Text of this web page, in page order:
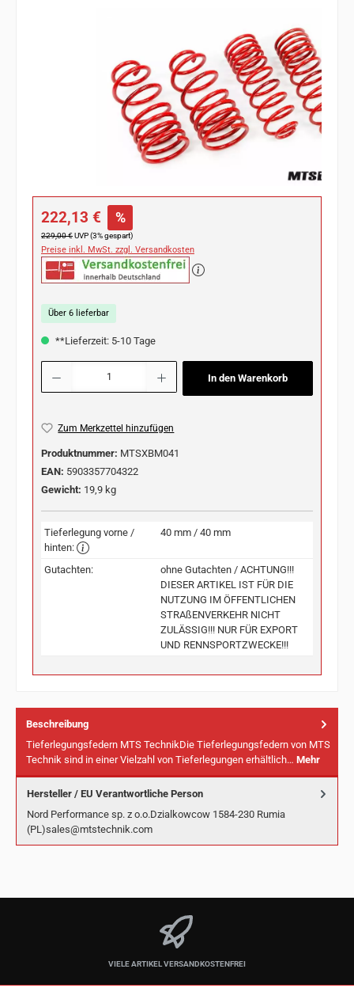
Verkaufspreis:
222,13 € %
Regulärer Preis:
229,00 €UVP (3% gespart)
Preise inkl. MwSt. zzgl. Versandkosten
Über 6 lieferbar
**Lieferzeit: 5-10 Tage
Produkt Anzahl: Gib den gewünschten Wert ein oder benutze die Schaltflächen
In den Warenkorb
Zum Merkzettel hinzufügen
Produktnummer: MTSXBM041
EAN: 5903357704322
Gewicht: 19,9 kg
Tieferlegung vorne /
hinten:
40 mm / 40 mm
Gutachten:
ohne Gutachten / ACHTUNG!!!
DIESER ARTIKEL IST FÜR DIE
NUTZUNG IM ÖFFENTLICHEN
STRAßENVERKEHR NICHT
ZULÄSSIG!!! NUR FÜR EXPORT
UND RENNSPORTZWECKE!!!
Beschreibung
Tieferlegungsfedern MTS TechnikDie Tieferlegungsfedern von MTS
Technik sind in einer Vielzahl von Tieferlegungen erhältlich… Mehr
Hersteller / EU Verantwortliche Person
Nord Performance sp. z o.o.Dzialkowcow 1584-230 Rumia
(PL)sales@mtstechnik.com
VIELE ARTIKEL VERSANDKOSTENFREI